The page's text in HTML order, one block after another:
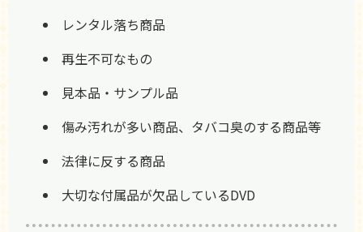
レンタル落ち商品
再生不可なもの
見本品・サンプル品
傷み汚れが多い商品、タバコ臭のする商品等
法律に反する商品
大切な付属品が欠品しているDVD